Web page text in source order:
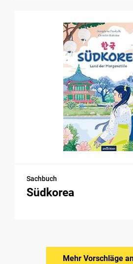
Sachbuch
Südkorea
Mehr Vorschläge